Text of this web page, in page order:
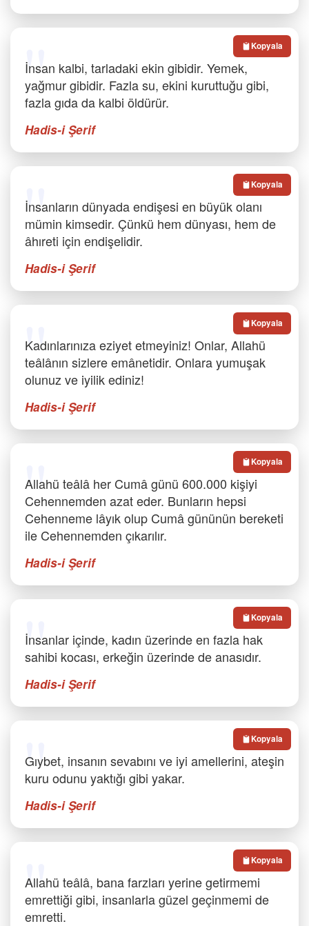
İnsan kalbi, tarladaki ekin gibidir. Yemek,
yağmur gibidir. Fazla su, ekini kuruttuğu gibi,
fazla gıda da kalbi öldürür.
Hadis-i Şerif
Kopyala
İnsanların dünyada endişesi en büyük olanı
mümin kimsedir. Çünkü hem dünyası, hem de
âhıreti için endişelidir.
Hadis-i Şerif
Kopyala
Kadınlarınıza eziyet etmeyiniz! Onlar, Allahü
teâlânın sizlere emânetidir. Onlara yumuşak
olunuz ve iyilik ediniz!
Hadis-i Şerif
Kopyala
Allahü teâlâ her Cumâ günü 600.000 kişiyi
Cehennemden azat eder. Bunların hepsi
Cehenneme lâyık olup Cumâ gününün bereketi
ile Cehennemden çıkarılır.
Hadis-i Şerif
Kopyala
İnsanlar içinde, kadın üzerinde en fazla hak
sahibi kocası, erkeğin üzerinde de anasıdır.
Hadis-i Şerif
Kopyala
Gıybet, insanın sevabını ve iyi amellerini, ateşin
kuru odunu yaktığı gibi yakar.
Hadis-i Şerif
Kopyala
Allahü teâlâ, bana farzları yerine getirmemi
emrettiği gibi, insanlarla güzel geçinmemi de
emretti.
Kopyala